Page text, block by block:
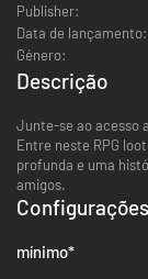
Publisher:
Data de lançamento:
Género:
Descrição
Junte-se ao acesso
Entre neste RPG
profunda e uma
amigos.
Configurações
mínimo*